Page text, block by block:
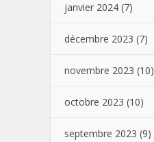
janvier 2024 (7)
décembre 2023 (7)
novembre 2023 (10)
octobre 2023 (10)
septembre 2023 (9)